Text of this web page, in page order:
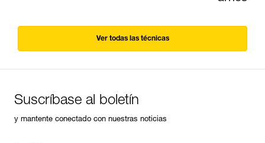
Ver todas las técnicas
Suscríbase al boletín
y mantente conectado con nuestras noticias